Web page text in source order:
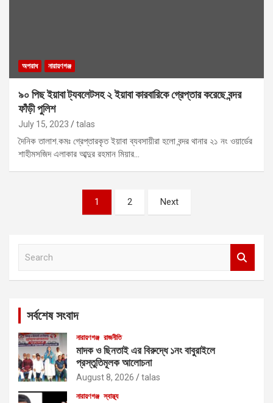
অপরাধ নারায়ণগঞ্জ
৯০ পিছ ইয়াবা ট্যবলেটসহ ২ ইয়াবা কারবারিকে গ্রেপ্তার করেছে বন্দর
ফাঁড়ী পুলিশ
July 15, 2023 talas
দৈনিক তালাশ.কমঃ গ্রেপ্তারকৃত ইয়াবা ব্যবসায়ীরা হলো বন্দর থানার ২১ নং ওয়ার্ডের
শাহীমসজিদ এলাকার আব্দুর রহমান মিয়ার…
1 2 Next
সর্বশেষ সংবাদ
নারায়ণগঞ্জ রাজনীতি
মাদক ও ছিনতাই এর বিরুদ্ধে ১নং বাবুরাইলে
প্রস্তুতিমূলক আলোচনা
August 8, 2026 talas
নারায়ণগঞ্জ স্বাস্থ্য